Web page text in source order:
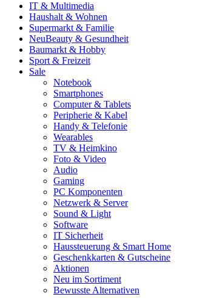
IT & Multimedia
Haushalt & Wohnen
Supermarkt & Familie
NeuBeauty & Gesundheit
Baumarkt & Hobby
Sport & Freizeit
Sale
Notebook
Smartphones
Computer & Tablets
Peripherie & Kabel
Handy & Telefonie
Wearables
TV & Heimkino
Foto & Video
Audio
Gaming
PC Komponenten
Netzwerk & Server
Sound & Light
Software
IT Sicherheit
Haussteuerung & Smart Home
Geschenkkarten & Gutscheine
Aktionen
Neu im Sortiment
Bewusste Alternativen